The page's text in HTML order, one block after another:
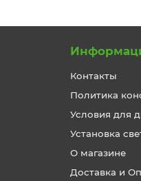
Контакты
Политика
Условия для
Установка
О магазине
Доставка и